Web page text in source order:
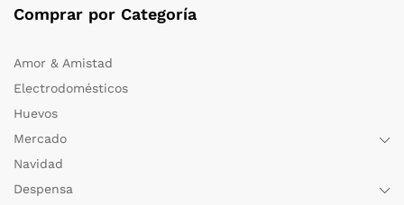
Comprar por Categoría
Amor & Amistad
Electrodomésticos
Huevos
Mercado
Navidad
Despensa